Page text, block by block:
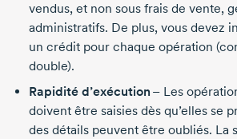
vendus, et non sous frais de vente,
administratifs. De plus, vous devez
un crédit pour chaque opération
double).
Rapidité d’exécution – Les
doivent être saisies dès qu’elles se
des détails peuvent être oubliés. La